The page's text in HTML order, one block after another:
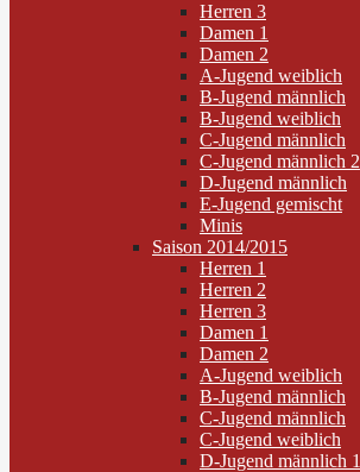
Herren 3
Damen 1
Damen 2
A-Jugend weiblich
B-Jugend männlich
B-Jugend weiblich
C-Jugend männlich
C-Jugend männlich 2
D-Jugend männlich
E-Jugend gemischt
Minis
Saison 2014/2015
Herren 1
Herren 2
Herren 3
Damen 1
Damen 2
A-Jugend weiblich
B-Jugend männlich
C-Jugend männlich
C-Jugend weiblich
D-Jugend männlich 1